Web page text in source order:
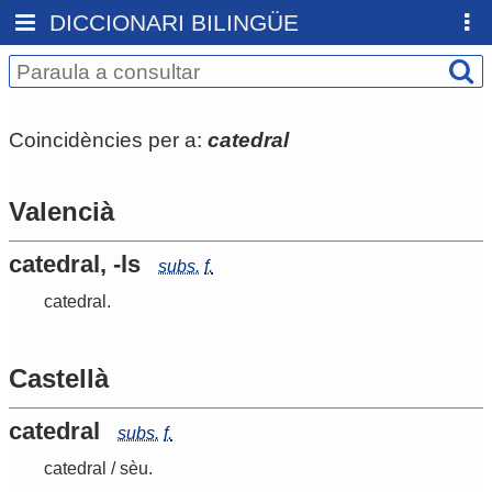
DICCIONARI BILINGÜE
Coincidències per a: catedral
Valencià
catedral, -ls subs. f.
catedral .
Castellà
catedral subs. f.
catedral /sèu.